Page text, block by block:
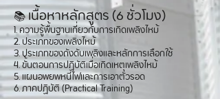
📚 เนื้อหาหลักสูตร (6 ชั่วโมง)
1. ความรู้พื้นฐานเกี่ยวกับการเกิดเพลิงไหม้
2. ประเภทของเพลิงไหม้
3. ประเภทของถังดับเพลิงและหลักการเลือกใช้
4. ขั้นตอนการปฏิบัติเมื่อเกิดเหตุเพลิงไหม้
5. แผนอพยพหนีไฟและการเอาตัวรอด
6. ภาคปฏิบัติ (Practical Training)